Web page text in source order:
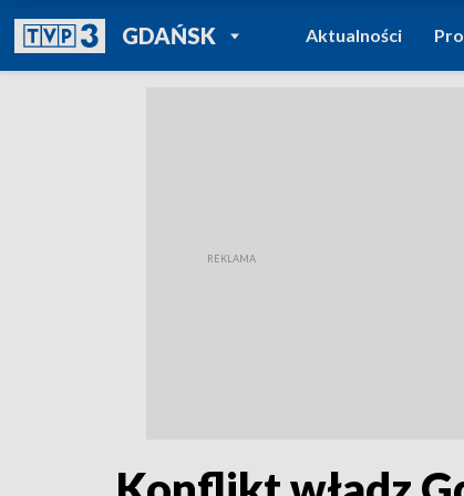
GDAŃSKPOWRÓT DO
TVP REGIONY
Aktualności